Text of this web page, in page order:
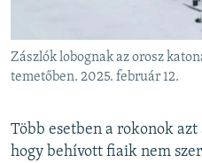
Zászlók lobognak az orosz
temetőben. 2025. február 12.
Több esetben a rokonok
hogy behívott fiaik nem